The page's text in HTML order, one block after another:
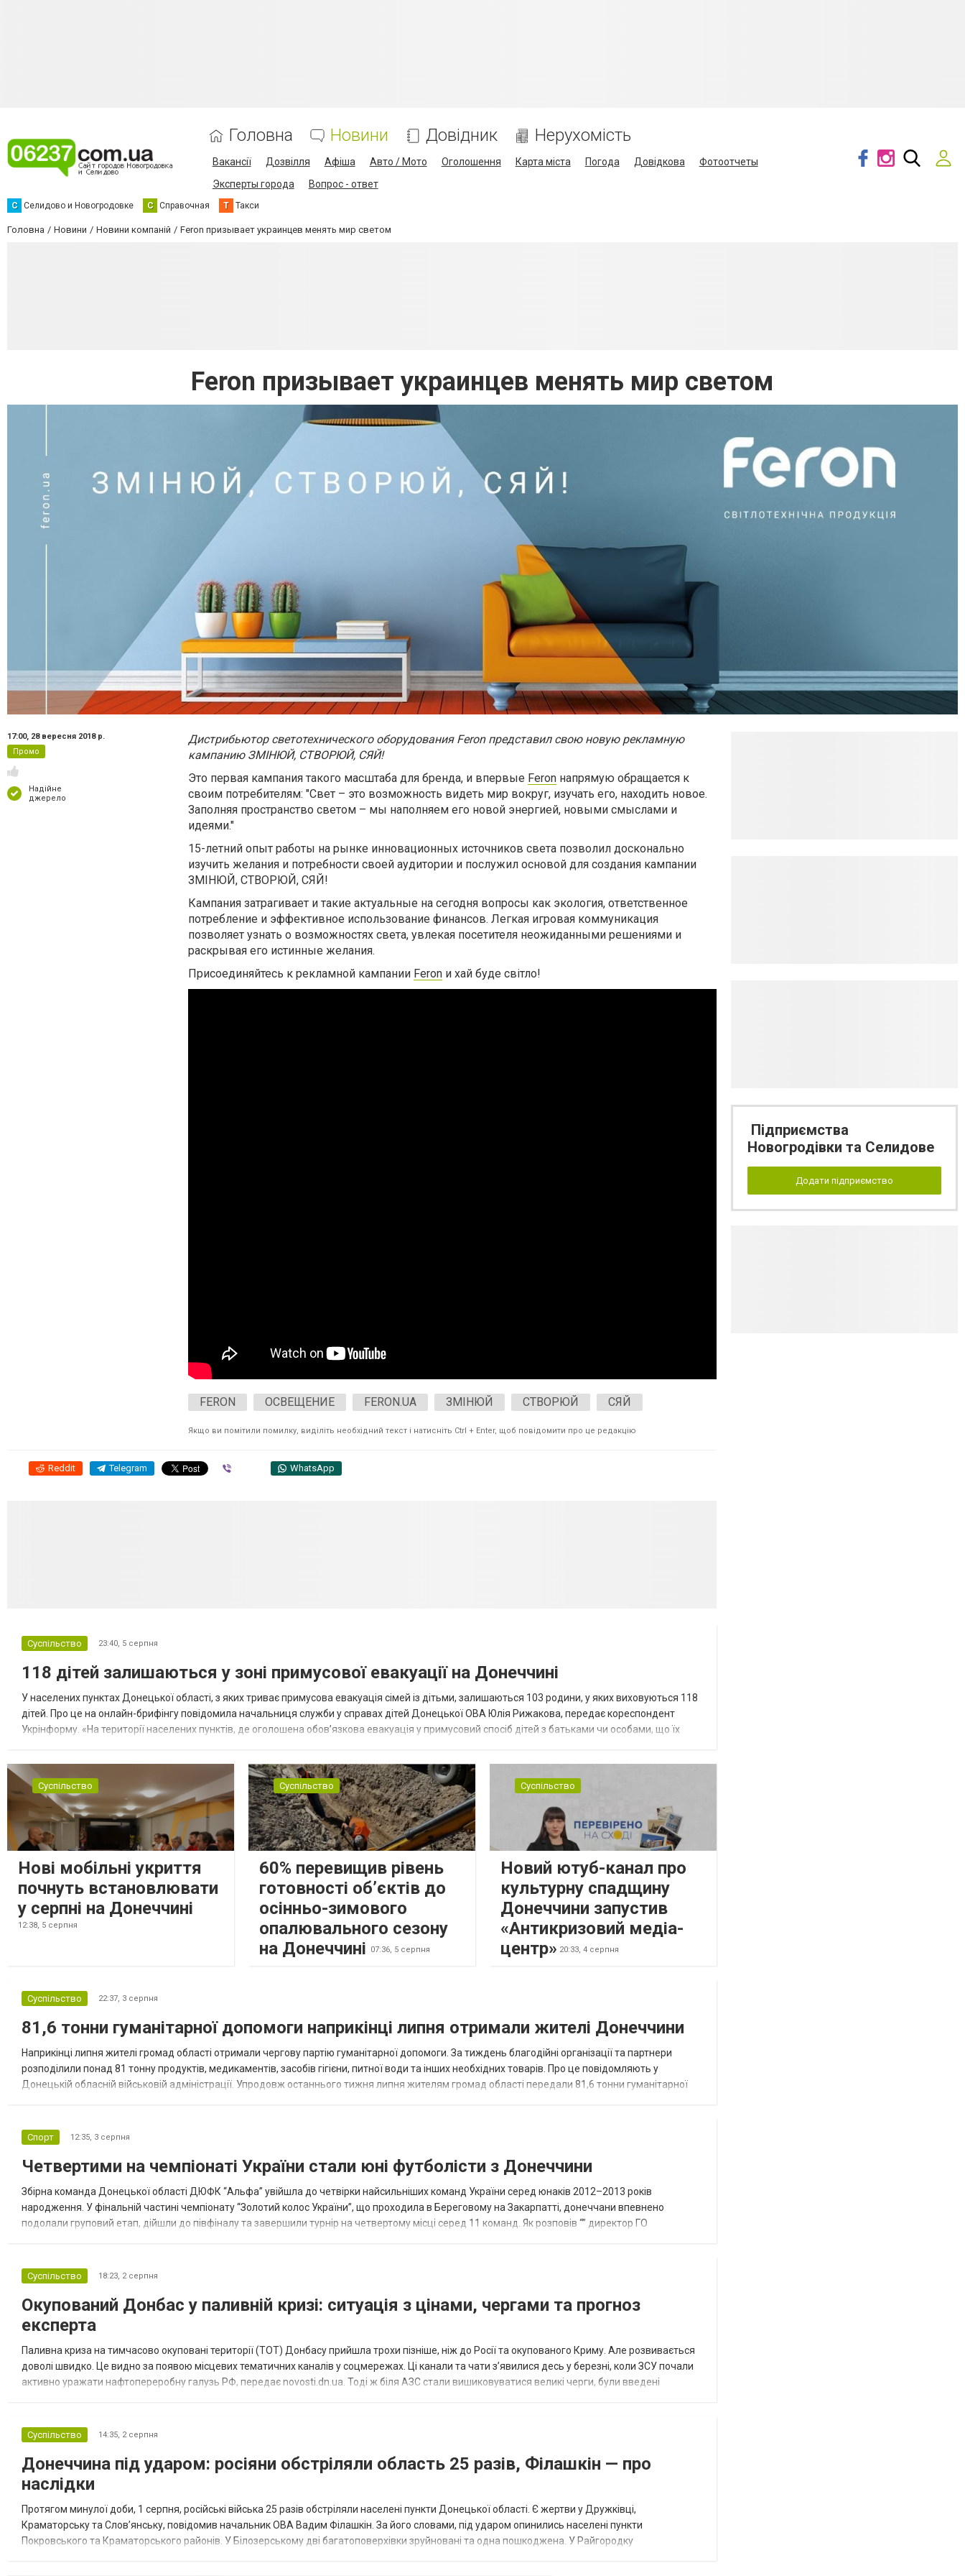
Головна Новини Довідник Нерухомість
Вакансії Дозвілля Афіша Авто / Мото Оголошення Карта міста Погода Довідкова
Фотоотчеты
Эксперты города
Вопрос - ответ
С Селидово и Новогродовке С Справочная Т Такси
Головна Новини Новини компаній Feron призывает украинцев менять мир светом
Feron призывает украинцев менять мир светом
17:00, 28 вересня 2018 р.
Промо
Надійне
джерело
Дистрибьютор светотехнического оборудования Feron представил свою новую рекламную
кампанию ЗМІНЮЙ, СТВОРЮЙ, СЯЙ!
Это первая кампания такого масштаба для бренда, и впервые Feron напрямую обращается к
своим потребителям: "Свет – это возможность видеть мир вокруг, изучать его, находить новое.
Заполняя пространство светом – мы наполняем его новой энергией, новыми смыслами и
идеями."
15-летний опыт работы на рынке инновационных источников света позволил досконально
изучить желания и потребности своей аудитории и послужил основой для создания кампании
ЗМІНЮЙ, СТВОРЮЙ, СЯЙ!
Кампания затрагивает и такие актуальные на сегодня вопросы как экология, ответственное
потребление и эффективное использование финансов. Легкая игровая коммуникация
позволяет узнать о возможностях света, увлекая посетителя неожиданными решениями и
раскрывая его истинные желания.
Присоединяйтесь к рекламной кампании Feron и хай буде світло!
FERON ОСВЕЩЕНИЕ FERON.UA ЗМІНЮЙ СТВОРЮЙ СЯЙ
Якщо ви помітили помилку, виділіть необхідний текст і натисніть Ctrl + Enter, щоб повідомити про це редакцію
Reddit Telegram WhatsApp
Суспільство 23:40, 5 серпня
118 дітей залишаються у зоні примусової евакуації на Донеччині
У населених пунктах Донецької області, з яких триває примусова евакуація сімей із дітьми, залишаються 103 родини, у яких виховуються 118
дітей. Про це на онлайн-брифінгу повідомила начальниця служби у справах дітей Донецької ОВА Юлія Рижакова, передає кореспондент
Укрінформу. «На території населених пунктів, де оголошена обов’язкова евакуація у примусовий спосіб дітей з батьками чи особами, що їх
Суспільство
Нові мобільні укриття
почнуть встановлювати
у серпні на Донеччині
12:38, 5 серпня
Суспільство
60% перевищив рівень
готовності об’єктів до
осінньо-зимового
опалювального сезону
на Донеччині
07:36, 5 серпня
Суспільство
Новий ютуб-канал про
культурну спадщину
Донеччини запустив
«Антикризовий медіа-
центр» 20:33, 4 серпня
Суспільство 22:37, 3 серпня
81,6 тонни гуманітарної допомоги наприкінці липня отримали жителі Донеччини
Наприкінці липня жителі громад області отримали чергову партію гуманітарної допомоги. За тиждень благодійні організації та партнери
розподілили понад 81 тонну продуктів, медикаментів, засобів гігієни, питної води та інших необхідних товарів. Про це повідомляють у
Донецькій обласній військовій адміністрації. Упродовж останнього тижня липня жителям громад області передали 81,6 тонни гуманітарної
Спорт 12:35, 3 серпня
Четвертими на чемпіонаті України стали юні футболісти з Донеччини
Збірна команда Донецької області ДЮФК “Альфа” увійшла до четвірки найсильніших команд України серед юнаків 2012–2013 років
народження. У фінальній частині чемпіонату “Золотий колос України”, що проходила в Береговому на Закарпатті, донеччани впевнено
подолали груповий етап, дійшли до півфіналу та завершили турнір на четвертому місці серед 11 команд. Як розповів “” директор ГО
Суспільство 18:23, 2 серпня
Окупований Донбас у паливній кризі: ситуація з цінами, чергами та прогноз
експерта
Паливна криза на тимчасово окуповані території (ТОТ) Донбасу прийшла трохи пізніше, ніж до Росії та окупованого Криму. Але розвивається
доволі швидко. Це видно за появою місцевих тематичних каналів у соцмережах. Ці канали та чати з’явилися десь у березні, коли ЗСУ почали
активно уражати нафтопереробну галузь РФ, передає novosti.dn.ua. Тоді ж біля АЗС стали вишиковуватися великі черги, були введені
Суспільство 14:35, 2 серпня
Донеччина під ударом: росіяни обстріляли область 25 разів, Філашкін — про
наслідки
Протягом минулої доби, 1 серпня, російські війська 25 разів обстріляли населені пункти Донецької області. Є жертви у Дружківці,
Краматорську та Слов’янську, повідомив начальник ОВА Вадим Філашкін. За його словами, під ударом опинились населені пункти
Покровського та Краматорського районів. У Білозерському дві багатоповерхівки зруйновані та одна пошкоджена. У Райгородку
Підприємства
Новогродівки та Селидове
Додати підприємство